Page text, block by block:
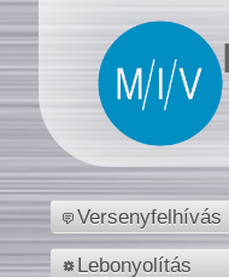
Versenyfelhívás
Lebonyolítás